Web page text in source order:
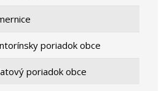
poriadok obce
poriadok obce